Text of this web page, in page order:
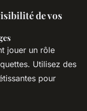
de vos
jouer un rôle
Utilisez des
pour